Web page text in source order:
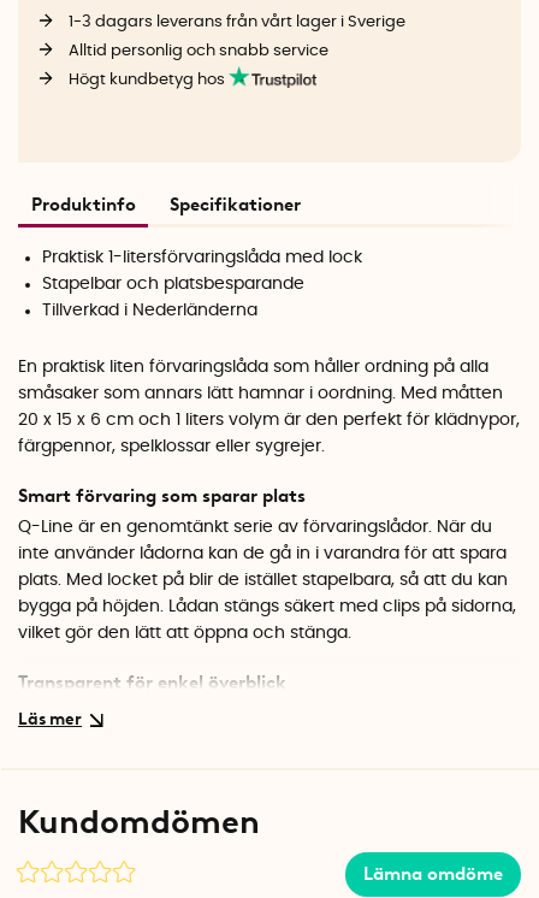
1-3 dagars leverans från vårt lager i Sverige
Alltid personlig och snabb service
Högt kundbetyg hos
Produktinfo Specifikationer
Praktisk 1-litersförvaringslåda med lock
Stapelbar och platsbesparande
Tillverkad i Nederländerna
En praktisk liten förvaringslåda som håller ordning på alla
småsaker som annars lätt hamnar i oordning. Med måtten
20 x 15 x 6 cm och 1 liters volym är den perfekt för klädnypor,
färgpennor, spelklossar eller sygrejer.
Smart förvaring som sparar plats
Q-Line är en genomtänkt serie av förvaringslådor. När du
inte använder lådorna kan de gå in i varandra för att spara
plats. Med locket på blir de istället stapelbara, så att du kan
bygga på höjden. Lådan stängs säkert med clips på sidorna,
vilket gör den lätt att öppna och stänga.
Transparent för enkel överblick
Den transparenta plastlådan gör att du snabbt ser vad som
enhetligt förvaringssystem.
Specifikationer
Kundomdömen
Lämna omdöme